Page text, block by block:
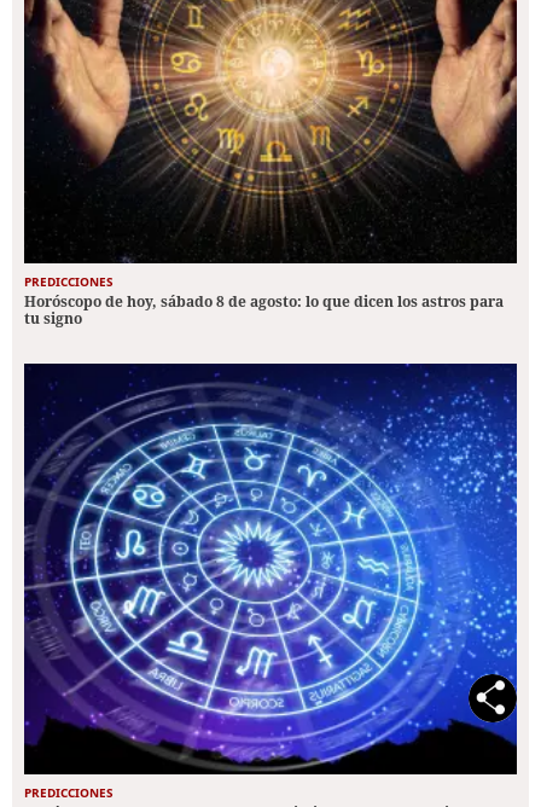
PREDICCIONES
Horóscopo de hoy, sábado 8 de agosto: lo que dicen los astros para
tu signo
PREDICCIONES